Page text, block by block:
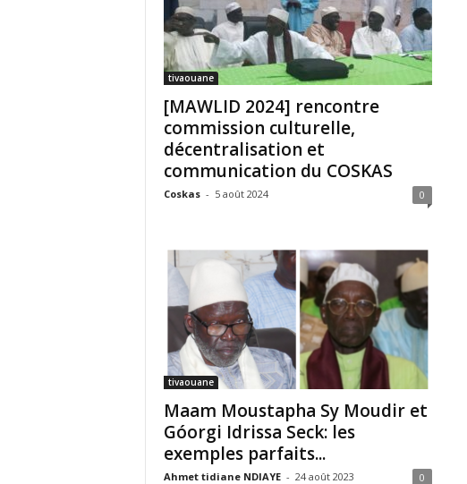
tivaouane
[MAWLID 2024] rencontre
commission culturelle,
décentralisation et
communication du COSKAS
Coskas - 5 août 2024 0
tivaouane
Maam Moustapha Sy Moudir et
Góorgi Idrissa Seck: les
exemples parfaits...
Ahmet tidiane NDIAYE - 24 août 2023 0